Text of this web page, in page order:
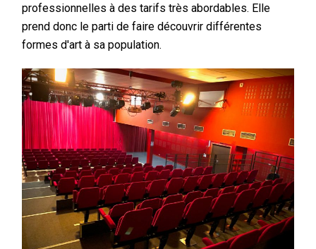
professionnelles à des tarifs très abordables. Elle
prend donc le parti de faire découvrir différentes
formes d'art à sa population.